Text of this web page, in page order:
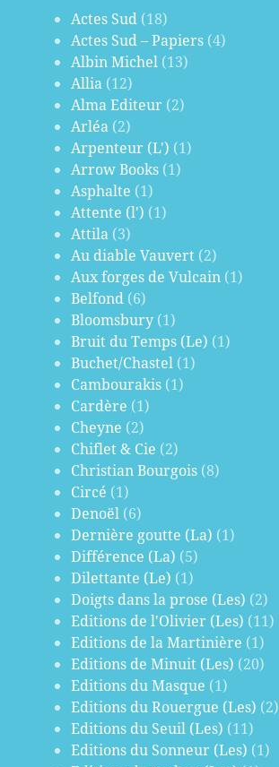
Actes Sud (18)
Actes Sud – Papiers (4)
Albin Michel (13)
Allia (12)
Alma Editeur (2)
Arléa (2)
Arpenteur (L') (1)
Arrow Books (1)
Asphalte (1)
Attente (l') (1)
Attila (3)
Au diable Vauvert (2)
Aux forges de Vulcain (1)
Belfond (6)
Bloomsbury (1)
Bruit du Temps (Le) (1)
Buchet/Chastel (1)
Cambourakis (1)
Cardère (1)
Cheyne (2)
Chiflet & Cie (2)
Christian Bourgois (8)
Circé (1)
Denoël (6)
Dernière goutte (La) (1)
Différence (La) (5)
Dilettante (Le) (1)
Doigts dans la prose (Les) (2)
Editions de l'Olivier (Les) (11)
Editions de la Martinière (1)
Editions de Minuit (Les) (20)
Editions du Masque (1)
Editions du Rouergue (Les) (2)
Editions du Seuil (Les) (11)
Editions du Sonneur (Les) (1)